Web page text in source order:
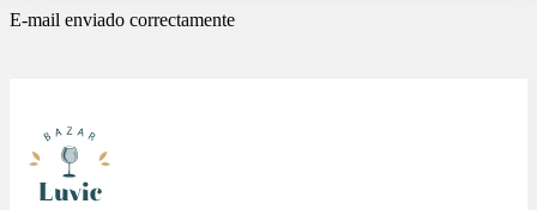
E-mail enviado correctamente
Luvic